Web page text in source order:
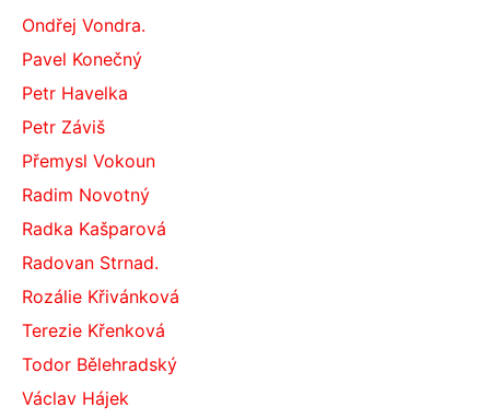
Ondřej Vondra.
Pavel Konečný
Petr Havelka
Petr Záviš
Přemysl Vokoun
Radim Novotný
Radka Kašparová
Radovan Strnad.
Rozálie Křivánková
Terezie Křenková
Todor Bělehradský
Václav Hájek